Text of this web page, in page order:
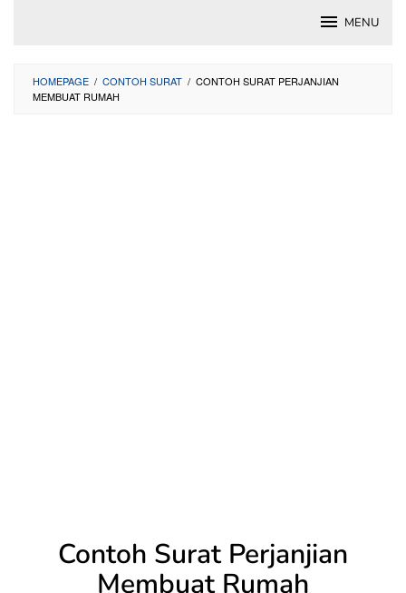
MENU
HOMEPAGE / CONTOH SURAT / CONTOH SURAT PERJANJIAN
MEMBUAT RUMAH
Contoh Surat Perjanjian
Membuat Rumah